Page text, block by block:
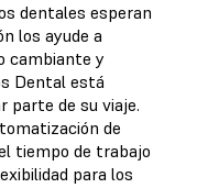
dentales esperan
los ayude a
cambiante y
Dental está
parte de su viaje.
de
tiempo de trabajo
para los